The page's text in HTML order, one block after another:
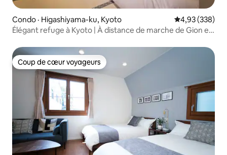
Condo · Higashiyama-ku, Kyoto Note
4,93 (338)
Élégant refuge à Kyoto | À distance de marche de Gion et
Coup de cœur voyageurs
Coup de cœur voyageurs